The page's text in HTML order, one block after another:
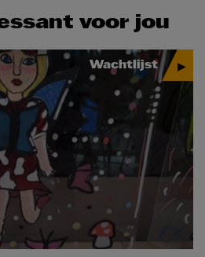
voor jou
Wachtlijst